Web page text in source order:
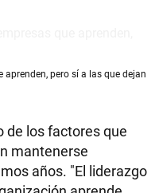
pero sí a las que dejan
de los factores que
mantenerse
años. "El liderazgo